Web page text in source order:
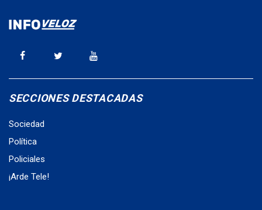
SECCIONES DESTACADAS
Sociedad
Política
Policiales
¡Arde Tele!